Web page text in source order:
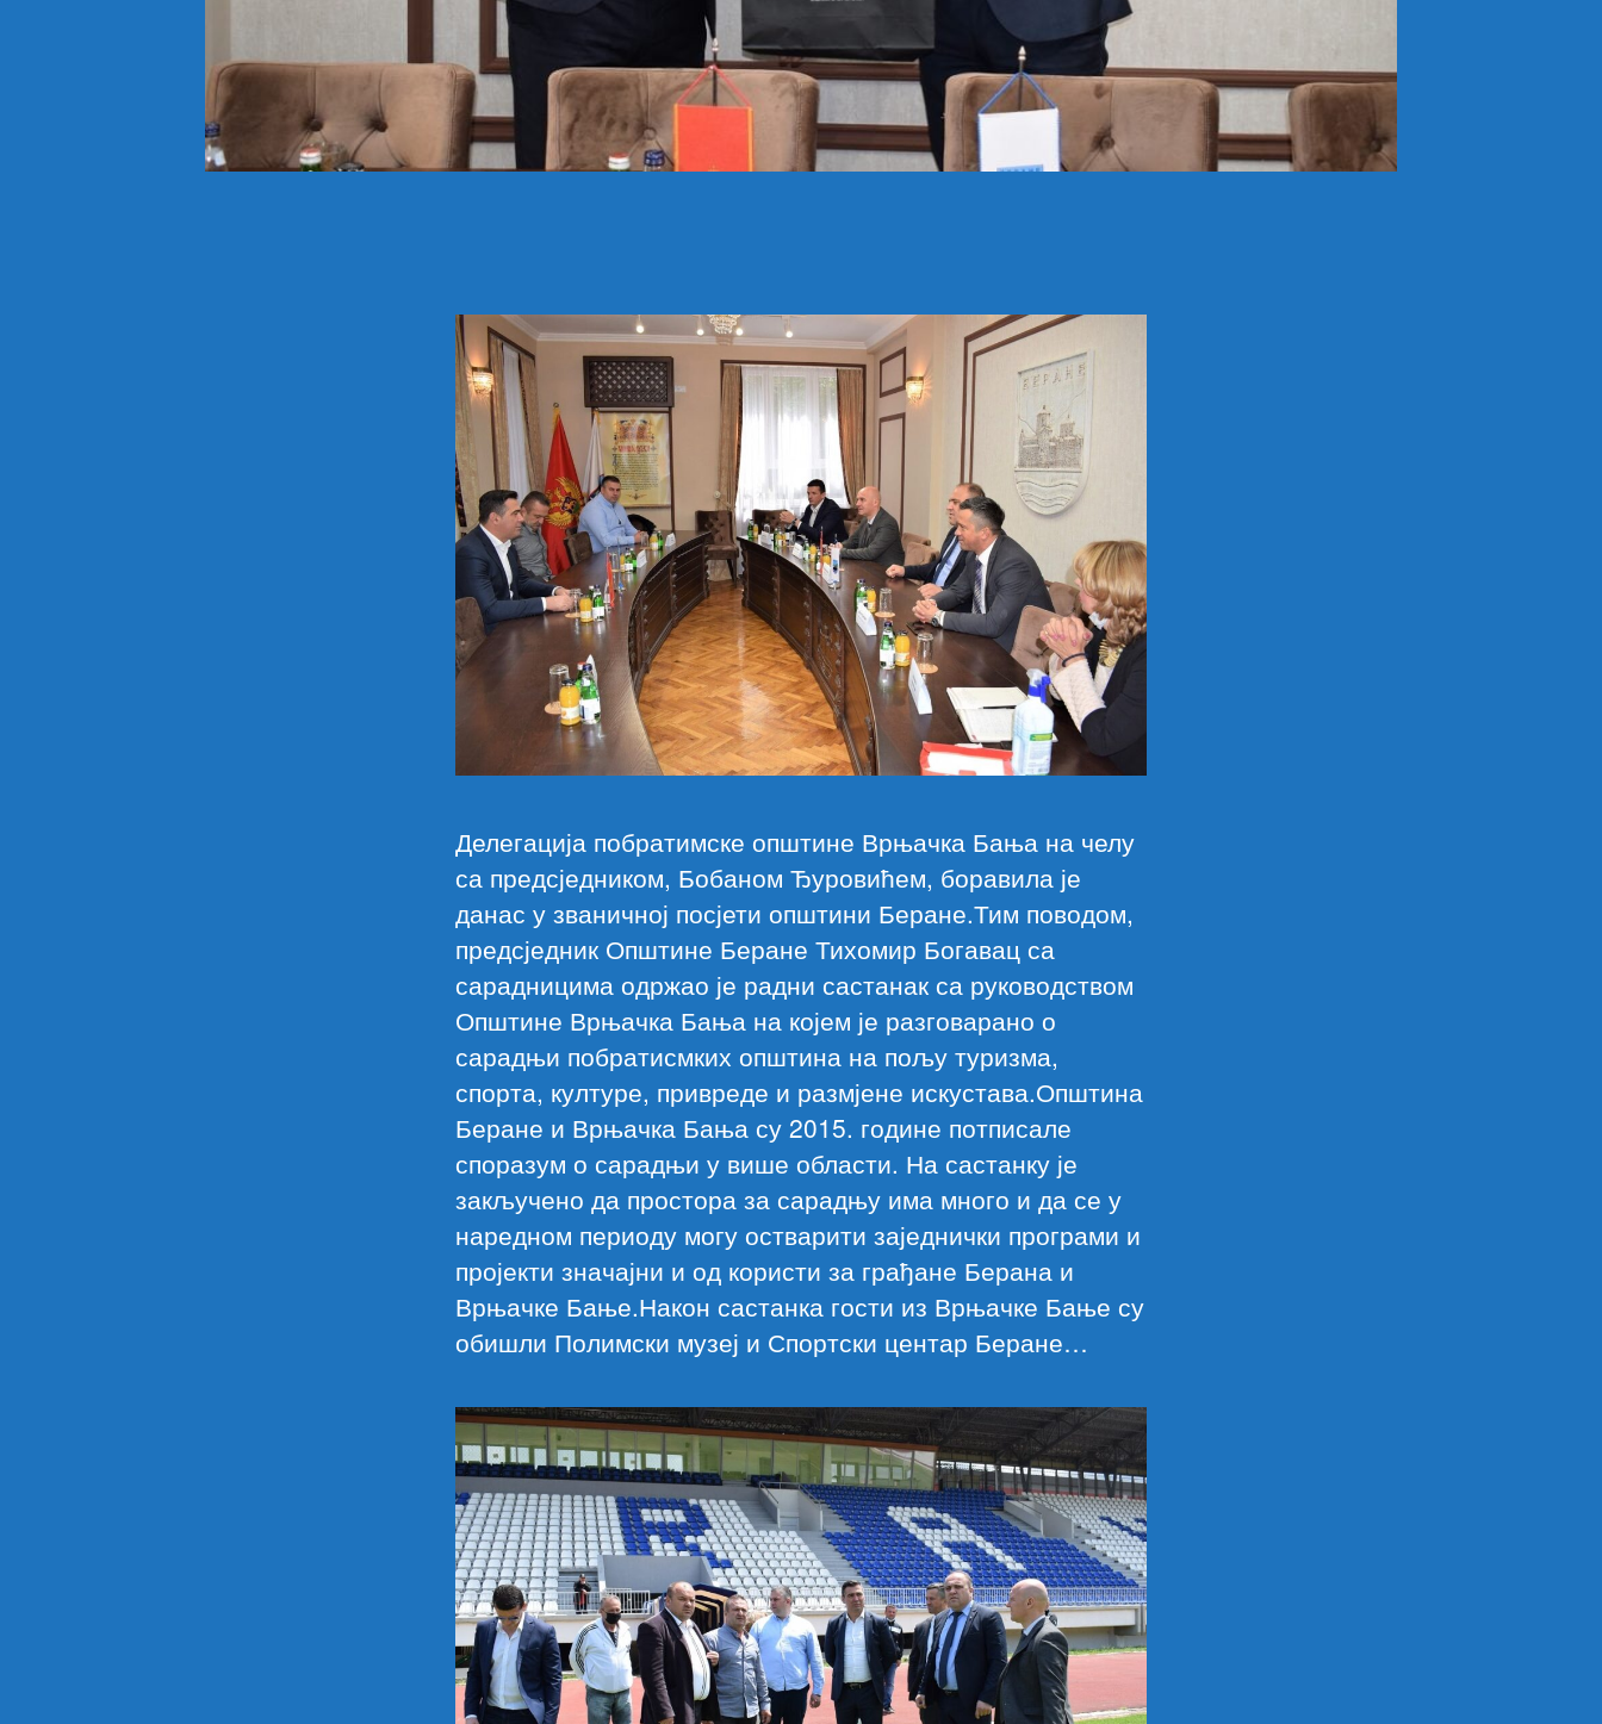
Делегација побратимске општине Врњачка Бања на челу
са предсједником, Бобаном Ђуровићем, боравила је
данас у званичној посјети општини Беране.Тим поводом,
предсједник Општине Беране Тихомир Богавац са
сарадницима одржао је радни састанак са руководством
Општине Врњачка Бања на којем је разговарано о
сарадњи побратисмких општина на пољу туризма,
спорта, културе, привреде и размјене искустава.Општина
Беране и Врњачка Бања су 2015. године потписале
споразум о сарадњи у више области. На састанку је
закључено да простора за сарадњу има много и да се у
наредном периоду могу остварити заједнички програми и
пројекти значајни и од користи за грађане Берана и
Врњачке Бање.Након састанка гости из Врњачке Бање су
обишли Полимски музеј и Спортски центар Беране…